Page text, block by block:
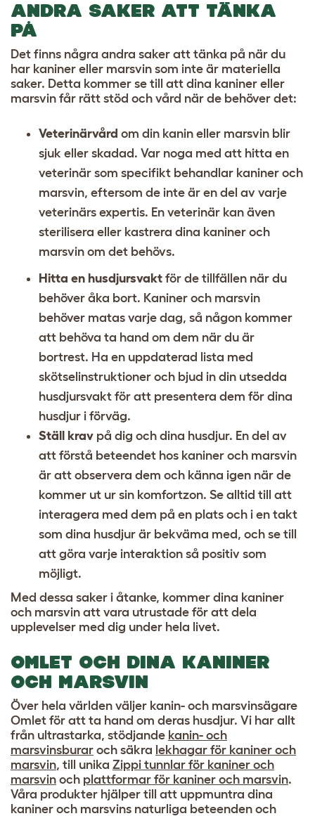
ANDRA SAKER ATT TÄNKA
PÅ
Det finns några andra saker att tänka på när du
har kaniner eller marsvin som inte är materiella
saker. Detta kommer se till att dina kaniner eller
marsvin får rätt stöd och vård när de behöver det:
Veterinärvård om din kanin eller marsvin blir
sjuk eller skadad. Var noga med att hitta en
veterinär som specifikt behandlar kaniner och
marsvin, eftersom de inte är en del av varje
veterinärs expertis. En veterinär kan även
sterilisera eller kastrera dina kaniner och
marsvin om det behövs.
Hitta en husdjursvakt för de tillfällen när du
behöver åka bort. Kaniner och marsvin
behöver matas varje dag, så någon kommer
att behöva ta hand om dem när du är
bortrest. Ha en uppdaterad lista med
skötselinstruktioner och bjud in din utsedda
husdjursvakt för att presentera dem för dina
husdjur i förväg.
Ställ krav på dig och dina husdjur. En del av
att förstå beteendet hos kaniner och marsvin
är att observera dem och känna igen när de
kommer ut ur sin komfortzon. Se alltid till att
interagera med dem på en plats och i en takt
som dina husdjur är bekväma med, och se till
att göra varje interaktion så positiv som
möjligt.
Med dessa saker i åtanke, kommer dina kaniner
och marsvin att vara utrustade för att dela
upplevelser med dig under hela livet.
OMLET OCH DINA KANINER
OCH MARSVIN
Över hela världen väljer kanin- och marsvinsägare
Omlet för att ta hand om deras husdjur. Vi har allt
från ultrastarka, stödjande kanin- och
marsvinsburar och säkra lekhagar för kaniner och
marsvin, till unika Zippi tunnlar för kaniner och
marsvin och plattformar för kaniner och marsvin.
Våra produkter hjälper till att uppmuntra dina
kaniner och marsvins naturliga beteenden och